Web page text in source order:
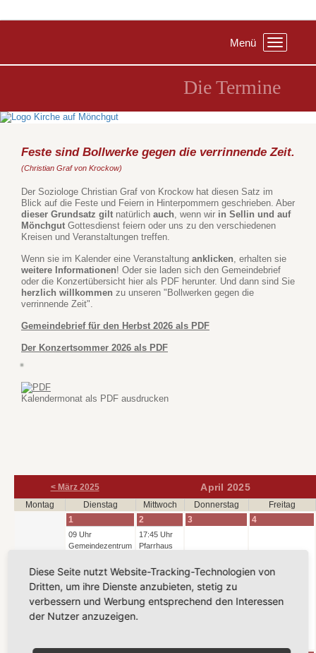
Toggle
Menü
Die Termine
Feste sind Bollwerke gegen die verrinnende Zeit.
(Christian Graf von Krockow)
Der Soziologe Christian Graf von Krockow hat diesen Satz im
Blick auf die Feste und Feiern in Hinterpommern geschrieben. Aber
dieser Grundsatz gilt natürlich auch, wenn wir in Sellin und auf
Mönchgut Gottesdienst feiern oder uns zu den verschiedenen
Kreisen und Veranstaltungen treffen.
Wenn sie im Kalender eine Veranstaltung anklicken, erhalten sie
weitere Informationen! Oder sie laden sich den Gemeindebrief
oder die Konzertübersicht hier als PDF herunter. Und dann sind Sie
herzlich willkommen zu unseren "Bollwerken gegen die
verrinnende Zeit".
Gemeindebrief für den Herbst 2026 als PDF
Der Konzertsommer 2026 als PDF
Kalendermonat als PDF ausdrucken
< März 2025 April 2025
Montag Dienstag Mittwoch Donnerstag Freitag
1
09 Uhr
Gemeindezentrum
Krabbelgruppe
2
17:45 Uhr
Pfarrhaus
Zicker,
19 Uhr
Haus
3 4
Diese Seite nutzt Website-Tracking-Technologien von
Dritten, um ihre Dienste anzubieten, stetig zu
verbessern und Werbung entsprechend den Interessen
der Nutzer anzuzeigen.